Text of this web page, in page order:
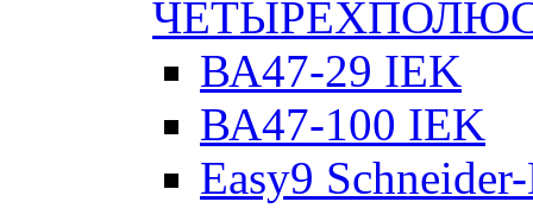
ВА47-29 IEK
ВА47-100 IEK
Easy9